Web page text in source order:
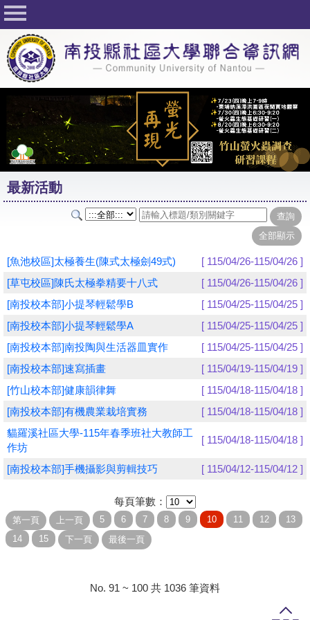
回首頁
關於社大
公佈欄
行事曆
最新活動
活動花絮
課程一覽表
志工與社團
友站連結
網路選課
學員專區
教師專區
評委專區
最新活動
[魚池校區]太極養生(陳式太極劍49式)
[ 115/04/26-115/04/26 ]
[草屯校區]陳氏太極拳精要十八式
[ 115/04/26-115/04/26 ]
[南投校本部]小提琴輕鬆學B
[ 115/04/25-115/04/25 ]
[南投校本部]小提琴輕鬆學A
[ 115/04/25-115/04/25 ]
[南投校本部]南投陶與生活器皿實作
[ 115/04/25-115/04/25 ]
[南投校本部]速寫插畫
[ 115/04/19-115/04/19 ]
[竹山校本部]健康韻律舞
[ 115/04/18-115/04/18 ]
[南投校本部]有機農業栽培實務
[ 115/04/18-115/04/18 ]
貓羅溪社區大學-115年春季班社大教師工
作坊
[ 115/04/18-115/04/18 ]
[南投校本部]手機攝影與剪輯技巧 [ 115/04/12-115/04/12 ]
每頁筆數：
No. 91 ~ 100 共 1036 筆資料